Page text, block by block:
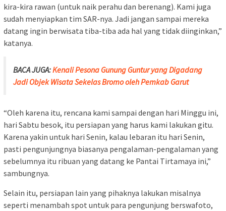
kira-kira rawan (untuk naik perahu dan berenang). Kami juga
sudah menyiapkan tim SAR-nya. Jadi jangan sampai mereka
datang ingin berwisata tiba-tiba ada hal yang tidak diinginkan,”
katanya.
BACA JUGA:Kenali Pesona Gunung Guntur yang Digadang
Jadi Objek Wisata Sekelas Bromo oleh Pemkab Garut
“Oleh karena itu, rencana kami sampai dengan hari Minggu ini,
hari Sabtu besok, itu persiapan yang harus kami lakukan gitu.
Karena yakin untuk hari Senin, kalau lebaran itu hari Senin,
pasti pengunjungnya biasanya pengalaman-pengalaman yang
sebelumnya itu ribuan yang datang ke Pantai Tirtamaya ini,”
sambungnya.
Selain itu, persiapan lain yang pihaknya lakukan misalnya
seperti menambah spot untuk para pengunjung berswafoto,